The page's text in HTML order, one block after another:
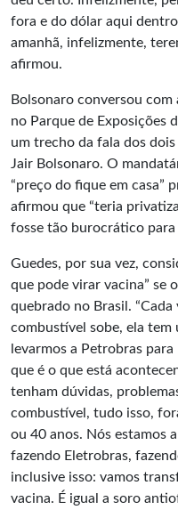
fora e do dólar aqui
amanhã, infelizmente,
afirmou.
Bolsonaro conversou
no Parque de Exposições
um trecho da fala dos
Jair Bolsonaro. O
“preço do fique em casa”
afirmou que “teria
fosse tão burocrático para
Guedes, por sua vez,
que pode virar vacina” se
quebrado no Brasil.
combustível sobe, ela tem
levarmos a Petrobras
que é o que está
tenham dúvidas,
combustível, tudo isso,
ou 40 anos. Nós estamos
fazendo Eletrobras,
inclusive isso: vamos
vacina. É igual a soro